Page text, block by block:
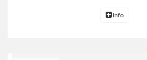
Info